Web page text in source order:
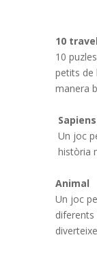
10
10
petits de
manera
Sapiens
Un joc
història
Animal
Un joc